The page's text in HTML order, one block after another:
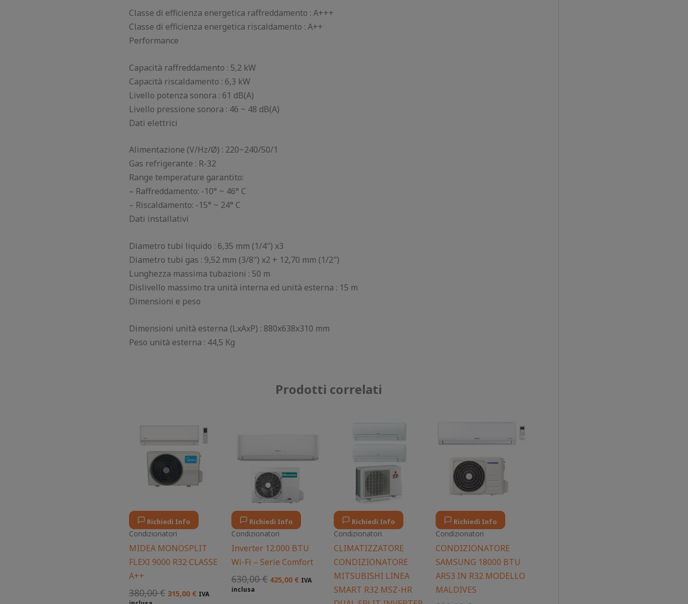
Classe di efficienza energetica raffreddamento : A+++
Classe di efficienza energetica riscaldamento : A++
Performance
Capacità raffreddamento : 5,2 kW
Capacità riscaldamento : 6,3 kW
Livello potenza sonora : 61 dB(A)
Livello pressione sonora : 46 ~ 48 dB(A)
Dati elettrici
Alimentazione (V/Hz/Ø) : 220~240/50/1
Gas refrigerante : R-32
Range temperature garantito:
– Raffreddamento: -10° ~ 46° C
– Riscaldamento: -15° ~ 24° C
Dati installativi
Diametro tubi liquido : 6,35 mm (1/4″) x3
Diametro tubi gas : 9,52 mm (3/8″) x2 + 12,70 mm (1/2″)
Lunghezza massima tubazioni : 50 m
Dislivello massimo tra unità interna ed unità esterna : 15 m
Dimensioni e peso
Dimensioni unità esterna (LxAxP) : 880x638x310 mm
Peso unità esterna : 44,5 Kg
Prodotti correlati
Richiedi Info
Condizionatori
MIDEA MONOSPLIT
FLEXI 9000 R32 CLASSE
A++
380,00€
era:
380,00 €.
315,00 €
attuale
è:
315,00 €.
IVA
Richiedi Info
Condizionatori
Inverter 12.000 BTU
Wi-Fi – Serie Comfort
630,00€
630,00 €.
425,00 € IVA
inclusa
Richiedi Info
Condizionatori
CLIMATIZZATORE
CONDIZIONATORE
MITSUBISHI LINEA
SMART R32 MSZ-HR
Richiedi Info
Condizionatori
CONDIZIONATORE
SAMSUNG 18000 BTU
AR53 IN R32 MODELLO
MALDIVES
era:
prezzo
attuale
è: